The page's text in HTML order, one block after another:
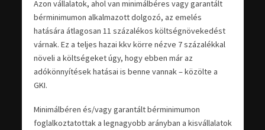
Azon vállalatok, ahol van minimálbéres vagy garantált
bérminimumon alkalmazott dolgozó, az emelés
hatására átlagosan 11 százalékos költségnövekedést
várnak. Ez a teljes hazai kkv körre nézve 7 százalékkal
növeli a költségeket úgy, hogy ebben már az
adókönnyítések hatásai is benne vannak – közölte a
GKI.
Minimálbéren és/vagy garantált bérminimumon
foglalkoztatottak a legnagyobb arányban a kisvállalatok